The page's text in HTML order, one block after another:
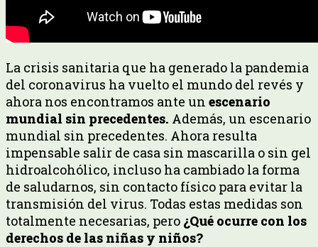
La crisis sanitaria que ha generado la pandemia
del coronavirus ha vuelto el mundo del revés y
ahora nos encontramos ante un escenario
mundial sin precedentes. Además, un escenario
mundial sin precedentes. Ahora resulta
impensable salir de casa sin mascarilla o sin gel
hidroalcohólico, incluso ha cambiado la forma
de saludarnos, sin contacto físico para evitar la
transmisión del virus. Todas estas medidas son
totalmente necesarias, pero ¿Qué ocurre con los
derechos de las niñas y niños?